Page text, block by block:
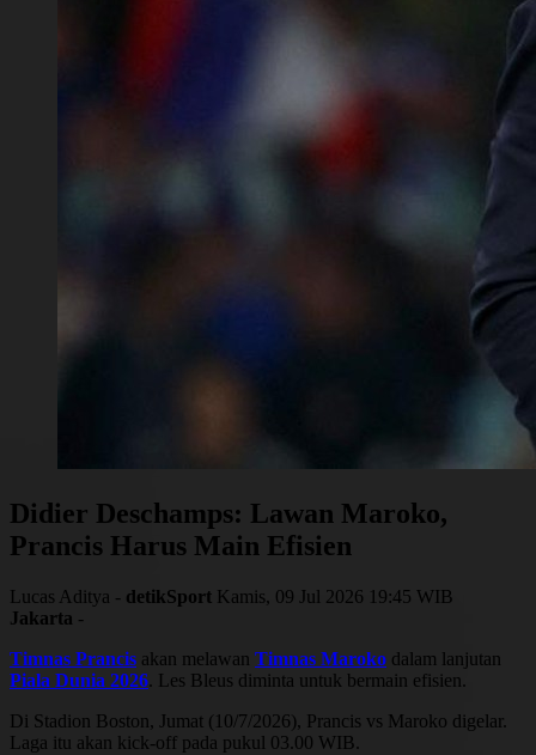
Didier Deschamps: Lawan Maroko,
Prancis Harus Main Efisien
Lucas Aditya - detikSport Kamis, 09 Jul 2026 19:45 WIB
Jakarta -
Timnas Prancis akan melawan Timnas Maroko dalam lanjutan
Piala Dunia 2026. Les Bleus diminta untuk bermain efisien.
Di Stadion Boston, Jumat (10/7/2026), Prancis vs Maroko digelar.
Laga itu akan kick-off pada pukul 03.00 WIB.